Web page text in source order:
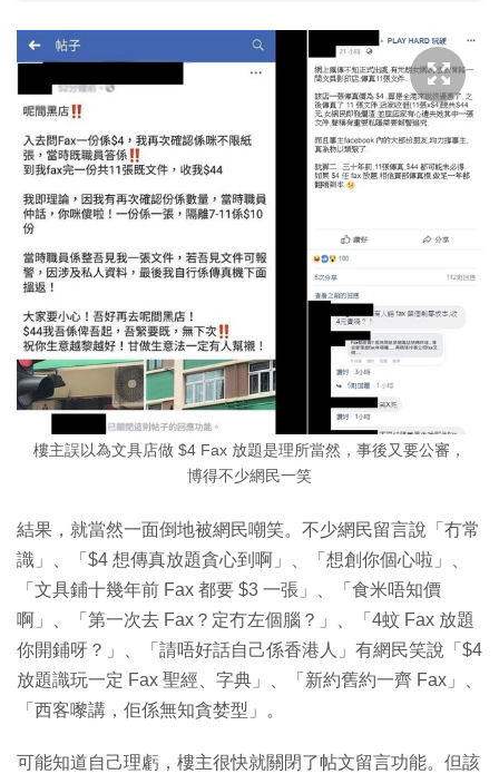
樓主誤以為文具店做 $4 Fax 放題是理所當然，事後又要公審，
博得不少網民一笑
結果，就當然一面倒地被網民嘲笑。不少網民留言說「冇常
識」、「$4 想傳真放題貪心到啊」、「想創你個心啦」、
「文具鋪十幾年前 Fax 都要 $3 一張」、「食米唔知價
啊」、「第一次去 Fax？定冇左個腦？」、「4蚊 Fax 放題
你開鋪呀？」、「請唔好話自己係香港人」有網民笑說「$4
放題識玩一定 Fax 聖經、字典」、「新約舊約一齊 Fax」、
「西客嚟講，佢係無知貪婪型」。
可能知道自己理虧，樓主很快就關閉了帖文留言功能。但該